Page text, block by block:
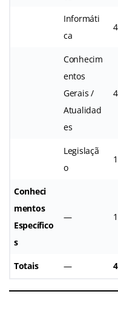
Informáti
ca
4
Conhecim
entos
Gerais /
Atualidad
es
4
Legislaçã
o
Conheci
mentos
Específico
s
—
Totais —